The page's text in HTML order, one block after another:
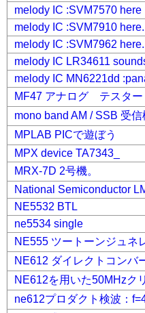
melody IC :SVM7570 here
melody IC :SVM7910 here.
melody IC :SVM7962 here.
melody IC LR34611
melody IC MN6221dd
MF47 アナログ テスタ
mono band AM / SSB 受信
MPLAB PICで遊ぼう
MPX device TA7343_
MRX-7D 2号機。
National Semiconductor
NE5532 BTL
ne5534 single
NE555 ツートーンジュネ
NE612 ダイレクトコンバ
NE612を用いた50MHzク
ne612プロダクト検波：